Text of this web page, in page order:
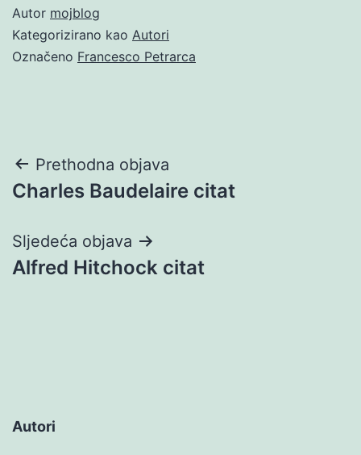
Autor mojblog
Kategorizirano kao Autori
Označeno Francesco Petrarca
Navigacija
objava
Prethodna objava
Charles Baudelaire citat
Sljedeća objava
Alfred Hitchock citat
Autori